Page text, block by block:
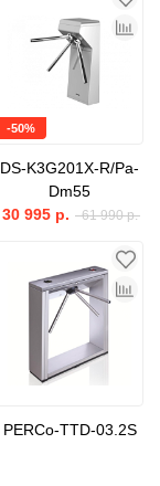
-50%
DS-K3G201X-R/Pa-
Dm55
61 990 р.
30 995 р.
PERCo-TTD-03.2S